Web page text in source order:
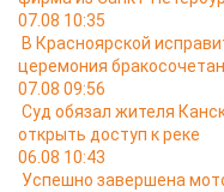
07.08 10:35
В Красноярской
церемония
07.08 09:56
Суд обязал жителя
открыть доступ к реке
06.08 10:43
Успешно завершена